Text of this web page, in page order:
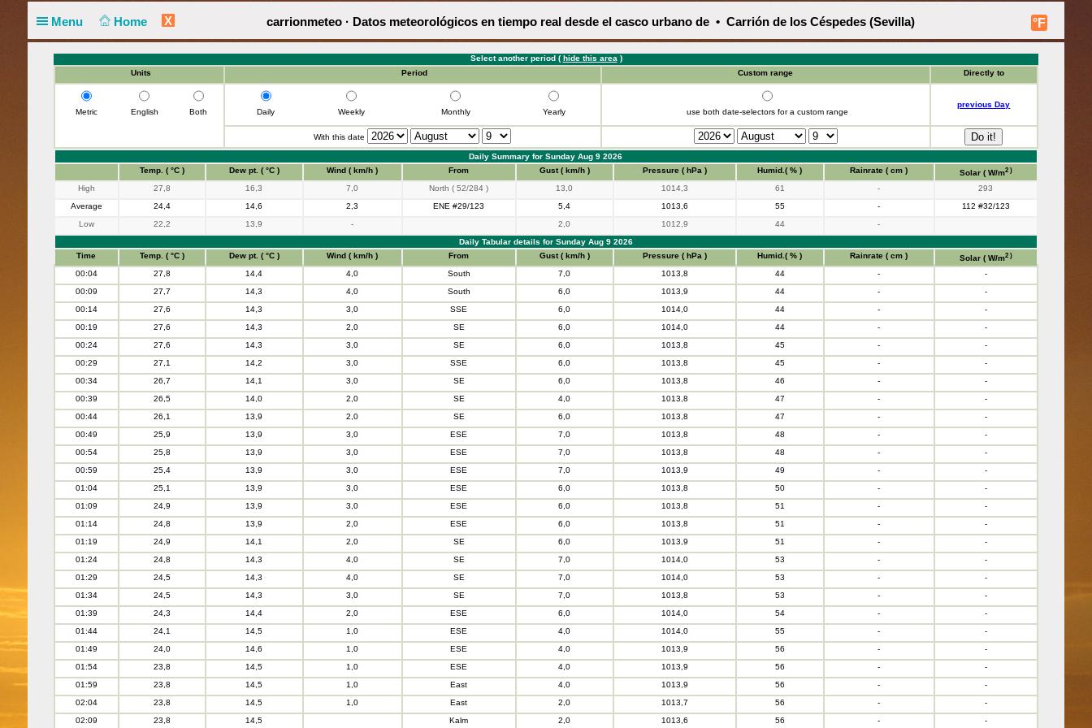
Menu Home X °F
carrionmeteo · Datos meteorológicos en tiempo real desde el casco urbano de • Carrión de los Céspedes (Sevilla)